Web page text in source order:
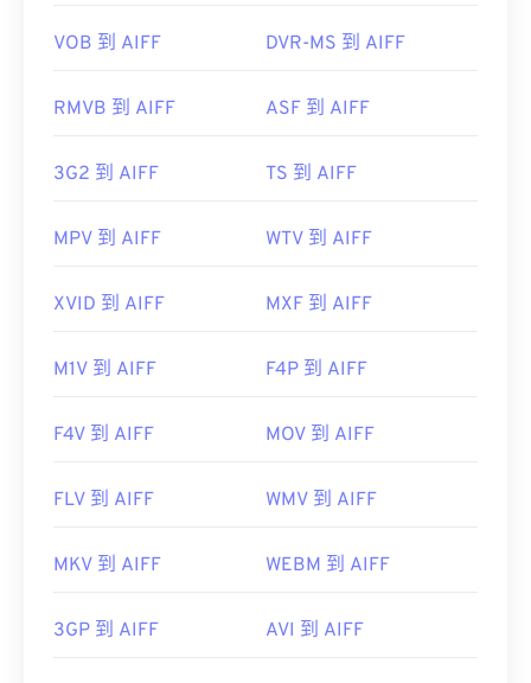
audio-wav
實用連結：
https://en.wikipedia.org/wiki/
2619569
VOB 到 AIFF DVR-MS 到 AIFF
RMVB 到 AIFF ASF 到 AIFF
3G2 到 AIFF TS 到 AIFF
MPV 到 AIFF WTV 到 AIFF
XVID 到 AIFF MXF 到 AIFF
M1V 到 AIFF F4P 到 AIFF
F4V 到 AIFF MOV 到 AIFF
FLV 到 AIFF WMV 到 AIFF
MKV 到 AIFF WEBM 到 AIFF
3GP 到 AIFF AVI 到 AIFF